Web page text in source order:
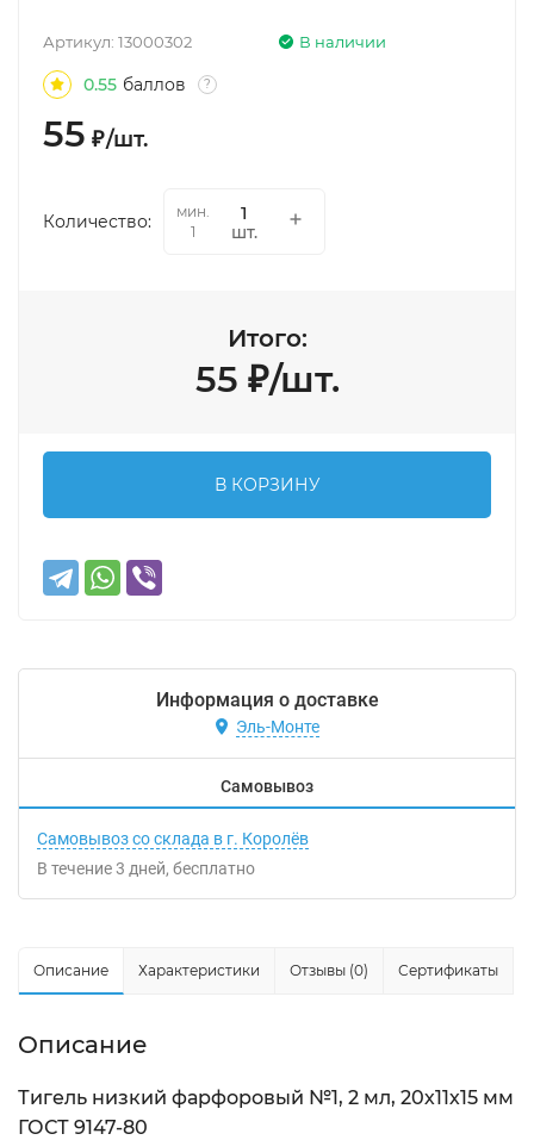
В наличии
Артикул: 13000302
0.55 баллов ?
55 ₽/шт.
Количество:
мин.
1
шт.
Итого:
55 ₽/шт.
В КОРЗИНУ
Информация о доставке
Эль-Монте
Самовывоз
Самовывоз со склада в г. Королёв
В течение3 дней Бесплатно
Описание Характеристики Отзывы (0) Сертификаты
Описание
Тигель низкий фарфоровый №1, 2 мл, 20х11х15 мм
ГОСТ 9147-80